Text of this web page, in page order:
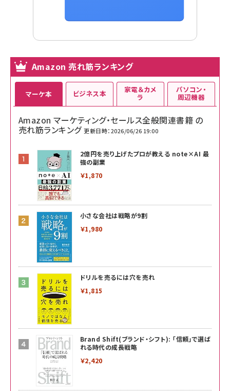
Amazon 売れ筋ランキング
マーケ本
Amazon マーケティング・セールス全般関連書籍 の
売れ筋ランキング 更新日時：2026/06/26 19:00
2億円を売り上げたプロが教える note×AI 最
強の副業
￥1,870
小さな会社は戦略が9割
￥1,980
ドリルを売るには穴を売れ
￥1,815
Brand Shift(ブランド・シフト): 「信頼」で選ば
れる時代の成長戦略
￥2,420
ビジネス本 家電＆カメ
ラ
パソコン・
周辺機器